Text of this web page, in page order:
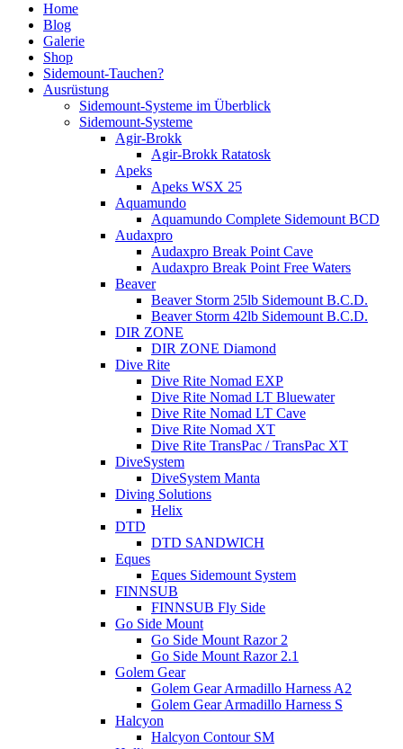
Home
Blog
Galerie
Shop
Sidemount-Tauchen?
Ausrüstung
Sidemount-Systeme im Überblick
Sidemount-Systeme
Agir-Brokk
Agir-Brokk Ratatosk
Apeks
Apeks WSX 25
Aquamundo
Aquamundo Complete Sidemount BCD
Audaxpro
Audaxpro Break Point Cave
Audaxpro Break Point Free Waters
Beaver
Beaver Storm 25lb Sidemount B.C.D.
Beaver Storm 42lb Sidemount B.C.D.
DIR ZONE
DIR ZONE Diamond
Dive Rite
Dive Rite Nomad EXP
Dive Rite Nomad LT Bluewater
Dive Rite Nomad LT Cave
Dive Rite Nomad XT
Dive Rite TransPac / TransPac XT
DiveSystem
DiveSystem Manta
Diving Solutions
Helix
DTD
DTD SANDWICH
Eques
Eques Sidemount System
FINNSUB
FINNSUB Fly Side
Go Side Mount
Go Side Mount Razor 2
Go Side Mount Razor 2.1
Golem Gear
Golem Gear Armadillo Harness A2
Golem Gear Armadillo Harness S
Halcyon
Halcyon Contour SM